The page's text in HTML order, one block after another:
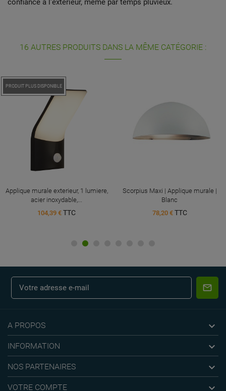
confiance à l'extérieur, même par temps pluvieux.
16 AUTRES PRODUITS DANS LA MÊME CATÉGORIE :
PRODUIT PLUS DISPONIBLE
Applique murale exterieur, 1 lumiere,
acier inoxydable,...
104,39 € TTC
Scorpius Maxi | Applique murale |
Blanc
78,20 € TTC
A PROPOS 
INFORMATION 
NOS PARTENAIRES 
VOTRE COMPTE 